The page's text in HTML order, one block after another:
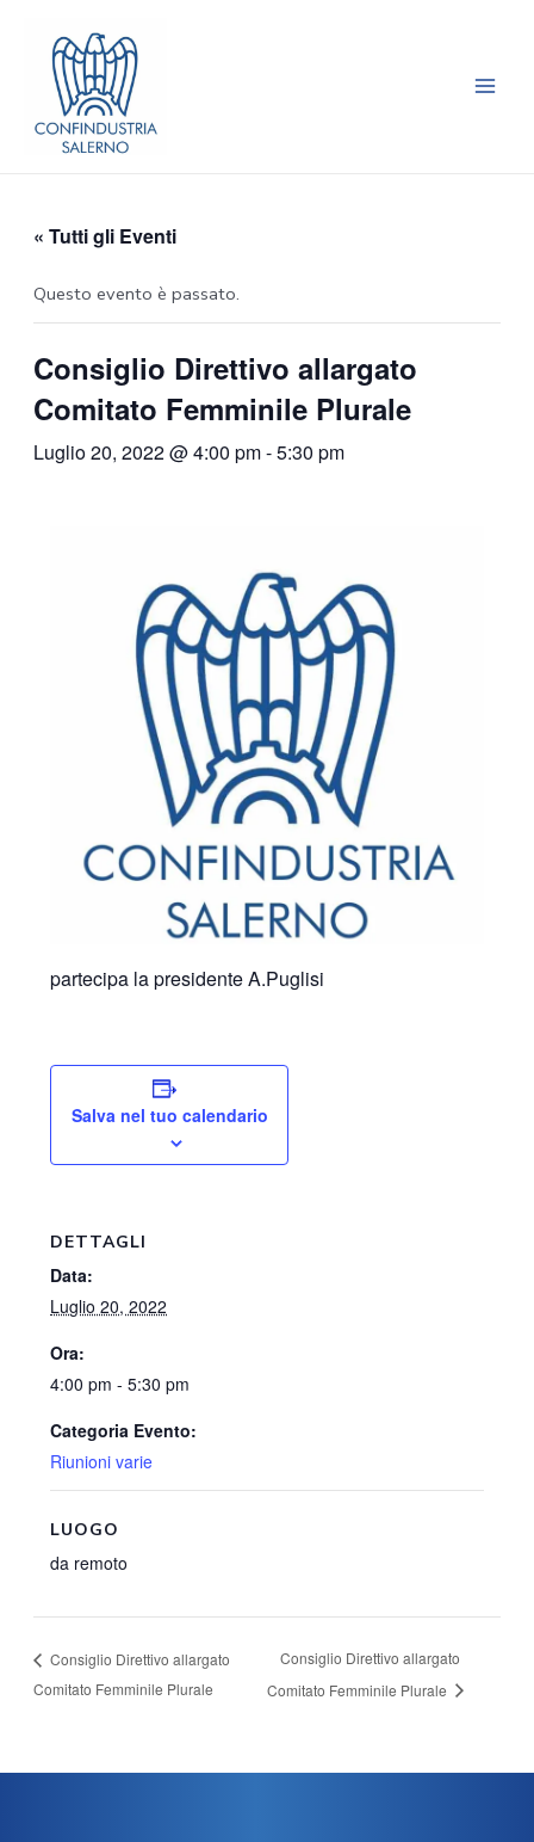
contenuto
« Tutti gli Eventi
Questo evento è passato.
Consiglio Direttivo allargato
Comitato Femminile Plurale
Luglio 20, 2022 @ 4:00 pm-5:30 pm
partecipa la presidente A.Puglisi
Salva nel tuo calendario
DETTAGLI
Data:
Luglio 20, 2022
Ora:
4:00 pm - 5:30 pm
Categoria Evento:
Riunioni varie
LUOGO
da remoto
Consiglio Direttivo allargato
Comitato Femminile Plurale
Consiglio Direttivo allargato
Comitato Femminile Plurale